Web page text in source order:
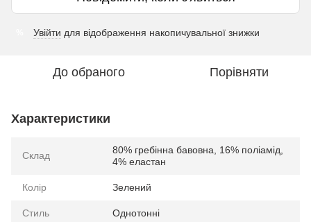
Увійти для відображення накопичувальної знижки
До обраного Порівняти
Характеристики
Склад
80% гребінна бавовна, 16% поліамід,
4% еластан
Колір Зелений
Стиль Однотонні